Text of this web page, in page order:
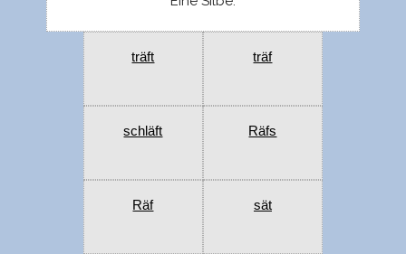
träft träf
schläft Räfs
Räf sät